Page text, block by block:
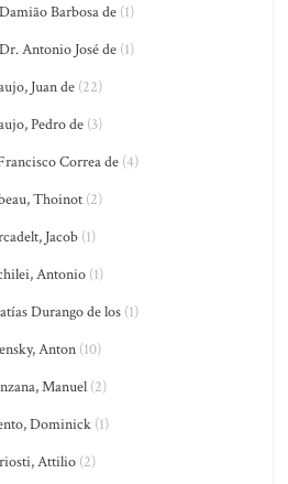
Barbosa de(1)
Antonio José de(1)
Juan de(22)
Pedro de(3)
Correa de(4)
Thoinot(2)
Jacob (1)
Antonio(1)
Durango de los (1)
Anton(10)
Manuel(2)
Dominick (1)
Attilio(2)